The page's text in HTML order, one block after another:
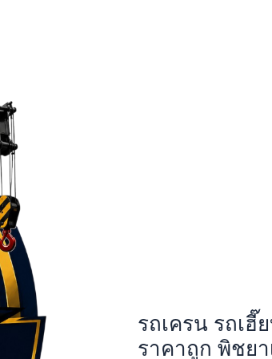
รถเครน รถเฮี๊
ราคาถูก พิชยา